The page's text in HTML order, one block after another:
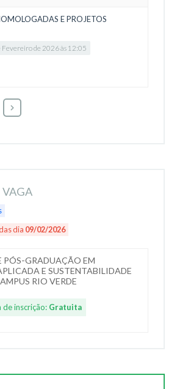
E PROJETOS
Fevereiro de 2026 às 12:05
VAGA
dia 09/02/2026
PÓS-GRADUAÇÃO EM
E SUSTENTABILIDADE
RIO VERDE
de inscrição: Gratuita